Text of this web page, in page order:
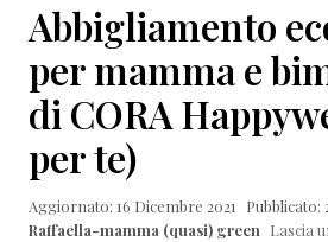
ricette
per
famiglie
(quasi)
green
Abbigliamento
per mamma e
di CORA
per te)
Aggiornato: 16 Dicembre 2021
Pubblicato:
Raffaella-mamma (quasi) green Lascia